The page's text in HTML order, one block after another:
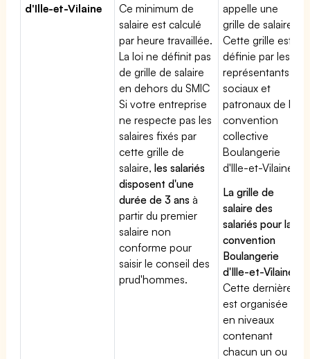
d'Ille-et-Vilaine
Ce minimum de
salaire est calculé
par heure travaillée.
La loi ne définit pas
de grille de salaire
en dehors du SMIC
Si votre entreprise
ne respecte pas les
salaires fixés par
cette grille de
salaire,les salariés
disposent d'une
durée de 3 ans à
partir du premier
salaire non
conforme pour
saisir le conseil des
prud'hommes.
appelle une
grille de salaires.
Cette grille est
définie par les
représentants
sociaux et
patronaux de la
convention
collective
Boulangerie
d'Ille-et-Vilaine
La grille de
salaire des
salariés pour la
convention
Boulangerie
d'Ille-et-Vilaine
Cette dernière
est organisée
en niveaux
contenant
chacun un ou